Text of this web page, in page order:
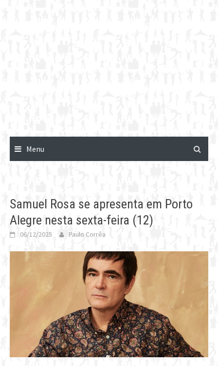
Menu
Samuel Rosa se apresenta em Porto
Alegre nesta sexta-feira (12)
06/12/2025 Paulo Corrêa